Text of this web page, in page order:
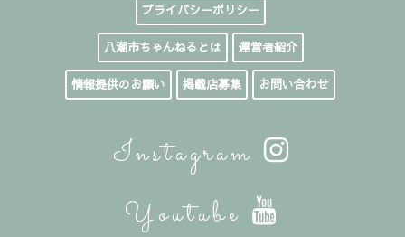
プライバシーポリシー
八潮市ちゃんねるとは 運営者紹介
情報提供のお願い 掲載店募集 お問い合わせ
Instagram
Youtube